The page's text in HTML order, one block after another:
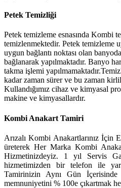
Petek Temizliği
Petek temizleme esnasında Kombi
temizlenmektedir. Petek temizleme
uygun bağlantı noktası olan
bağlanarak yapılmaktadır. Banyo
takma işlemi
kadar zaman sürer ve bu zaman
Kullandığımız cihaz ve kimyasal
makine ve kimyasallardır.
Kombi Anakart Tamiri
Arızalı Kombi Anakartlarınız İçin
üreterek Her Marka Kombi
Hizmetinizdeyiz. 1 yıl Servis
hizmetimizden bir telefon ile
Tamirinizin Aynı Gün İçerisinde
memnuniyetini % 100e çıkartmak